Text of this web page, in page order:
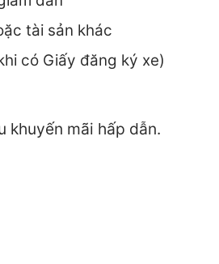
tài sản khác
có Giấy đăng ký xe)
khuyến mãi hấp dẫn.